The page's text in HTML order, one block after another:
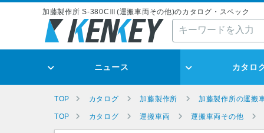
加藤製作所 S-380CⅢ(運搬車両その他)のカタログ・スペック
ニュース カタロ
TOP カタログ 加藤製作所 加藤製作所の運搬
TOP カタログ 運搬車両 運搬車両その他